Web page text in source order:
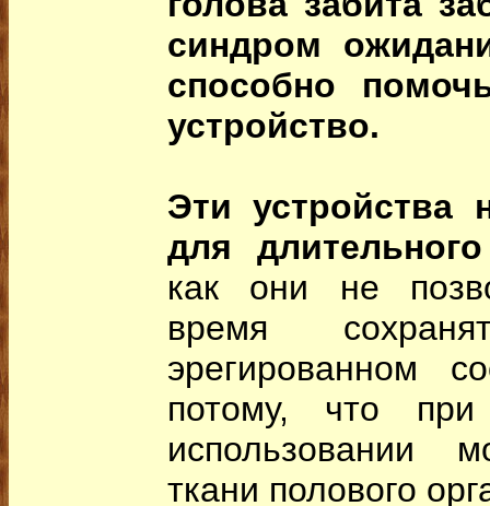
синдром
способно
устройство.
Эти устройства
для
как они не
время
эрегированном
потому, что при
использовании
ткани полового